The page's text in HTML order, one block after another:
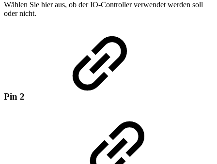
Wählen Sie hier aus, ob der IO-Controller verwendet werden soll
oder nicht.
Pin 2